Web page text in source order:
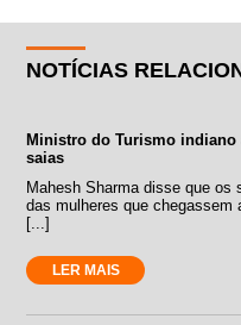
NOTÍCIAS
Ministro do Turismo
saias
Mahesh Sharma disse que os
das mulheres que
[...]
LER MAIS